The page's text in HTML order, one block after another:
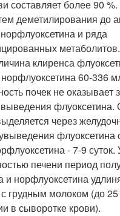
составляет более 90
деметилирования до
и ряда
клиренса
60-336
почек не оказывает
выведения флуоксетина.
через
флуоксетина
- 7-9
печени период
и норфлуоксетина
грудным молоком (до 25
в сыворотке крови).